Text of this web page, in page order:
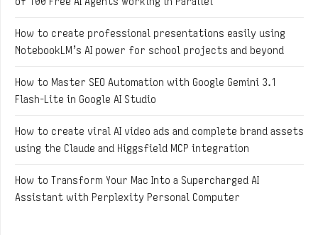
How to create professional presentations easily using
NotebookLM’s AI power for school projects and beyond
How to Master SEO Automation with Google Gemini 3.1
Flash-Lite in Google AI Studio
How to create viral AI video ads and complete brand assets
using the Claude and Higgsfield MCP integration
How to Transform Your Mac Into a Supercharged AI
Assistant with Perplexity Personal Computer